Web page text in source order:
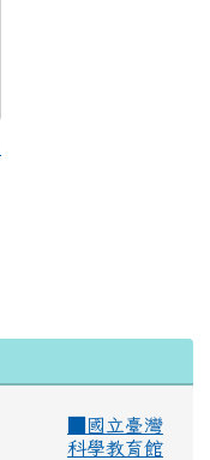
國立臺灣
科學教育館